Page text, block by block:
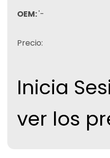
OEM:'-
Precio:
Inicia
ver los